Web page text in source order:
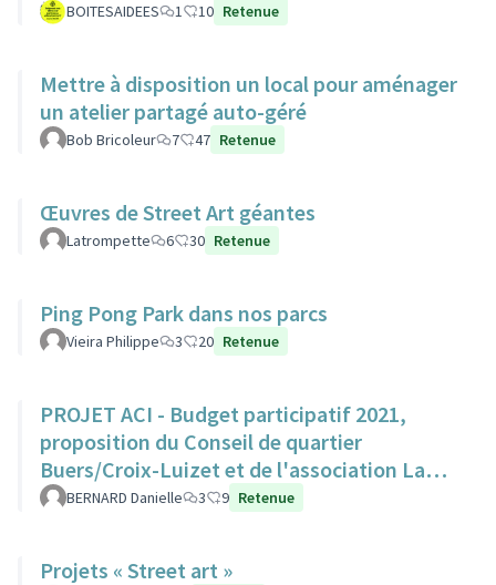
BOITESAIDEES 1 10 Retenue
Mettre à disposition un local pour aménager
un atelier partagé auto-géré
Bob Bricoleur 7 47 Retenue
Œuvres de Street Art géantes
Latrompette 6 30 Retenue
Ping Pong Park dans nos parcs
Vieira Philippe 3 20 Retenue
PROJET ACI - Budget participatif 2021,
proposition du Conseil de quartier
Buers/Croix-Luizet et de l'association La
Ville Edifiante
BERNARD Danielle 3 9 Retenue
Projets « Street art »